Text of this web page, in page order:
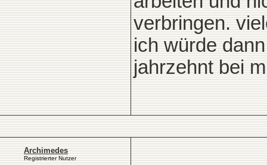
verbringen.
ich würde
jahrzehnt bei
Archimedes
Registrierter Nutzer